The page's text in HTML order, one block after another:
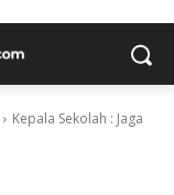
Kepala Sekolah : Jaga